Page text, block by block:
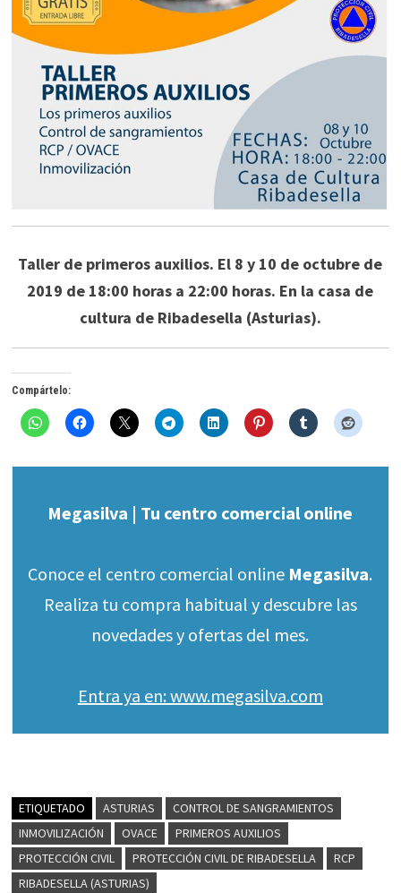
Taller de primeros auxilios. El 8 y 10 de octubre de
2019 de 18:00 horas a 22:00 horas. En la casa de
cultura de Ribadesella (Asturias).
Compártelo:
Megasilva | Tu centro comercial online
Conoce el centro comercial online Megasilva.
Realiza tu compra habitual y descubre las
novedades y ofertas del mes.
Entra ya en: www.megasilva.com
ETIQUETADO ASTURIAS
CONTROL DE SANGRAMIENTOS
INMOVILIZACIÓN
OVACE
PRIMEROS AUXILIOS
PROTECCIÓN CIVIL
PROTECCIÓN CIVIL DE RIBADESELLA
RCP
RIBADESELLA (ASTURIAS)